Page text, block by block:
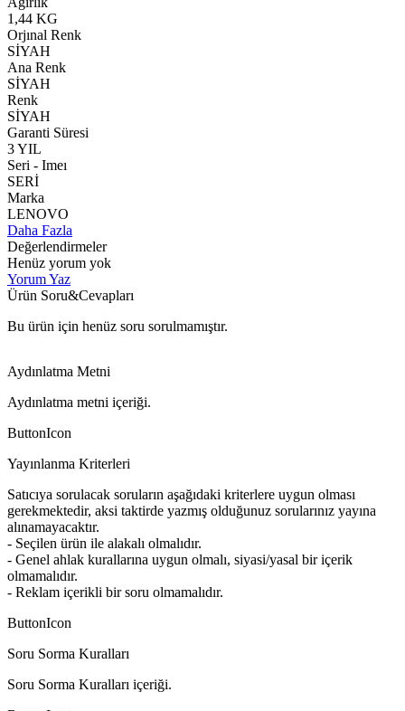
1,44 KG
Orjınal Renk
SİYAH
Ana Renk
SİYAH
Renk
SİYAH
Garanti Süresi
3 YIL
Seri - Imeı
SERİ
Marka
LENOVO
Daha Fazla
Değerlendirmeler
Henüz yorum yok
Yorum Yaz
Ürün Soru&Cevapları
Bu ürün için henüz soru sorulmamıştır.
Aydınlatma Metni
Aydınlatma metni içeriği.
ButtonIcon
Yayınlanma Kriterleri
Satıcıya sorulacak soruların aşağıdaki kriterlere uygun olması
gerekmektedir, aksi taktirde yazmış olduğunuz sorularınız yayına
alınamayacaktır.
- Seçilen ürün ile alakalı olmalıdır.
- Genel ahlak kurallarına uygun olmalı, siyasi/yasal bir içerik
olmamalıdır.
- Reklam içerikli bir soru olmamalıdır.
ButtonIcon
Soru Sorma Kuralları
Soru Sorma Kuralları içeriği.